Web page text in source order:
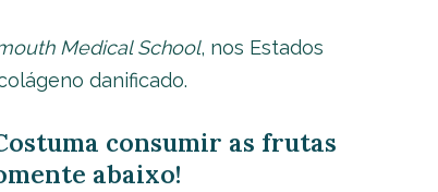
Medical School, nos Estados
danificado.
consumir as frutas
abaixo!